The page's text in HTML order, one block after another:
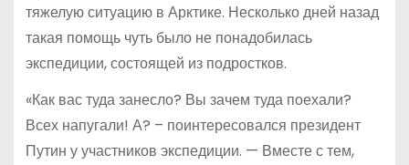
тяжелую ситуацию в Арктике. Несколько дней назад
такая помощь чуть было не понадобилась
экспедиции, состоящей из подростков.
«Как вас туда занесло? Вы зачем туда поехали?
Всех напугали! А? – поинтересовался президент
Путин у участников экспедиции. — Вместе с тем,